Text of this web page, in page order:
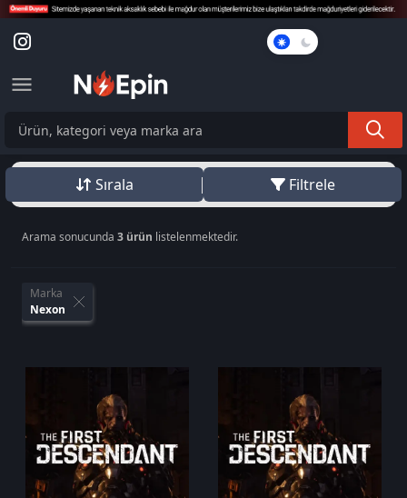
Sırala Filtrele
Arama sonucunda 3 ürün listelenmektedir.
Marka
Nexon